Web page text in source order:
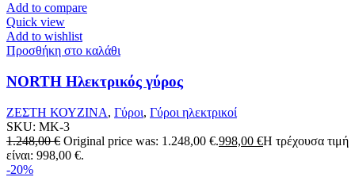
Add to compare
Quick view
Add to wishlist
Προσθήκη στο καλάθι
NORTH Ηλεκτρικός γύρος
ΖΕΣΤΗ ΚΟΥΖΙΝΑ, Γύροι, Γύροι ηλεκτρικοί
SKU: MK-3
1.248,00€ Original price was: 1.248,00 €.998,00 €Η τρέχουσα τιμή
είναι: 998,00 €.
-20%